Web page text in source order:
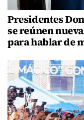
Presidentes
se reúnen
para hablar de